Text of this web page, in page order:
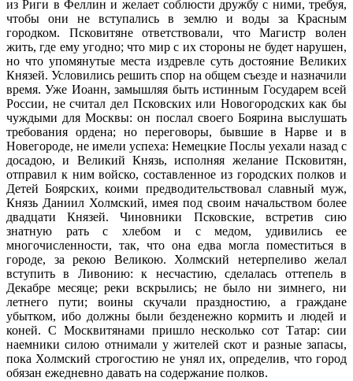
из Риги в Феллин и желает соблюсти дружбу с ними, требуя,
чтобы они не вступались в землю и воды за Красным
городком. Псковитяне ответствовали, что Магистр волен
жить, где ему угодно; что мир с их стороны не будет нарушен,
но что упомянутые места издревле суть достояние Великих
Князей. Условились решить спор на общем съезде и назначили
время. Уже Иоанн, замышляя быть истинным Государем всей
России, не считал дел Псковских или Новогородских как бы
чуждыми для Москвы: он послал своего Боярина выслушать
требования ордена; но переговоры, бывшие в Нарве и в
Новегороде, не имели успеха: Немецкие Послы уехали назад с
досадою, и Великий Князь, исполняя желание Псковитян,
отправил к ним войско, составленное из городских полков и
Детей Боярских, коими предводительствовал славный муж,
Князь Даниил Холмский, имея под своим начальством более
двадцати Князей. Чиновники Псковские, встретив сию
знатную рать с хлебом и с медом, удивились ее
многочисленности, так, что она едва могла поместиться в
городе, за рекою Великою. Холмский нетерпеливо желал
вступить в Ливонию: к несчастию, сделалась оттепель в
Декабре месяце; реки вскрылись; не было ни зимнего, ни
летнего пути; воины скучали праздностию, а граждане
убытком, ибо должны были безденежно кормить и людей и
коней. С Москвитянами пришло несколько сот Татар: сии
наемники силою отнимали у жителей скот и разные запасы,
пока Холмский строгостию не унял их, определив, что город
обязан ежедневно давать на содержание полков.